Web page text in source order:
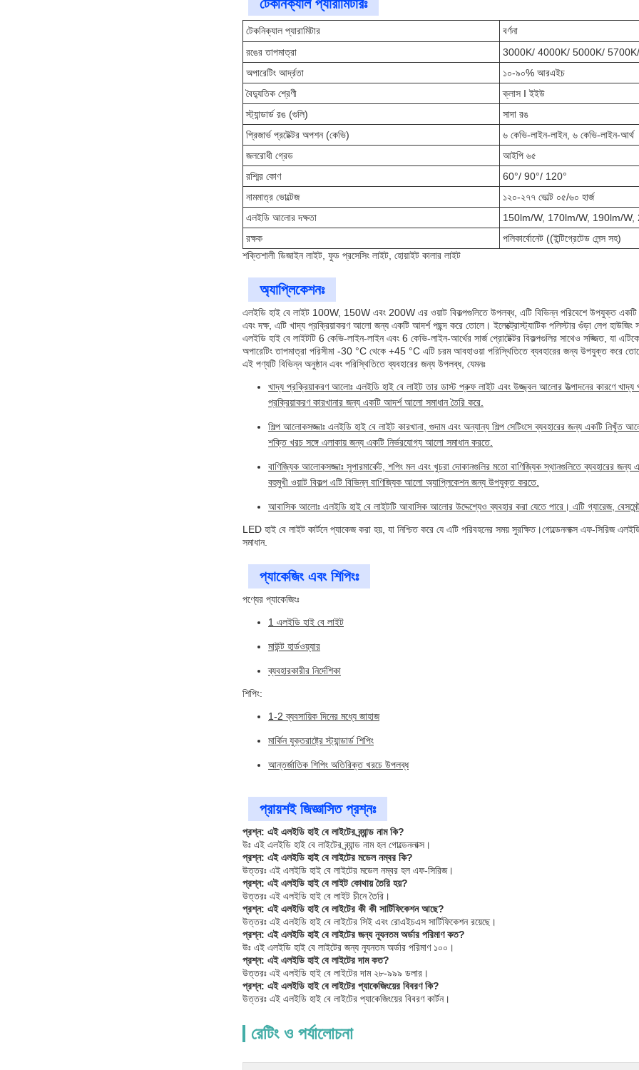
টেকনিক্যাল প্যারামিটারঃ
টেকনিক্যাল প্যারামিটার
বর্ণনা
রঙের তাপমাত্রা
3000K/ 4000K/ 5000K/
অপারেটিং আর্দ্রতা
১০-৯০% আরএইচ
বৈদ্যুতিক শ্রেণী
ক্লাস I ইইউ
স্ট্যান্ডার্ড রঙ (গুলি)
সাদা রঙ
প্রিজার্ভ প্রটেক্টর অপশন (কেভি)
৬ কেভি-লাইন-লাইন, ৬ কেভি-লাইন-আর্থ
জলরোধী গ্রেড
আইপি ৬৫
রশ্মির কোণ
60°/ 90°/ 120°
নামমাত্র ভোল্টেজ
১২০-২৭৭ ভোল্ট ০৫/৬০ হার্জ
এলইডি আলোর দক্ষতা
150lm/W, 170lm/W, 190lm/W,
রক্ষক
পলিকার্বোনেট ((ইন্টিগ্রেটেড লেন্স সহ)
শক্তিশালী ডিজাইন লাইট, ফুড প্রসেসিং লাইট, হোয়াইট কালার লাইট
অ্যাপ্লিকেশনঃ
এলইডি হাই বে লাইট 100W, 150W এবং 200W এর ওয়াট বিকল্পগুলিতে উপলব্ধ, এটি বিভিন্ন পরিবেশে উপযুক্ত
এবং দক্ষ, এটি খাদ্য প্রক্রিয়াকরণ আলো জন্য একটি আদর্শ পছন্দ করে তোলে। ইলেক্ট্রোস্ট্যাটিক পলিস্টার গুঁড়া লেপ হাউজিং
এলইডি হাই বে লাইটটি 6 কেভি-লাইন-লাইন এবং 6 কেভি-লাইন-আর্থের সার্জ প্রোটেক্টর বিকল্পগুলির সাথেও সজ্জিত, যা
অপারেটিং তাপমাত্রা পরিসীমা -30 °C থেকে +45 °C এটি চরম আবহাওয়া পরিস্থিতিতে ব্যবহারের জন্য উপযুক্ত করে
এই পণ্যটি বিভিন্ন অনুষ্ঠান এবং পরিস্থিতিতে ব্যবহারের জন্য উপলব্ধ, যেমনঃ
খাদ্য প্রক্রিয়াকরণ আলোঃ এলইডি হাই বে লাইট তার ডাস্ট প্রুফ লাইট এবং উজ্জ্বল আলোর উত্পাদনের কারণে
প্রক্রিয়াকরণ কারখানার জন্য একটি আদর্শ আলো সমাধান তৈরি করে.
শিল্প আলোকসজ্জাঃ এলইডি হাই বে লাইট কারখানা, গুদাম এবং অন্যান্য শিল্প সেটিংসে ব্যবহারের জন্য একটি
শক্তি খরচ সঙ্গে এলাকায় জন্য একটি নির্ভরযোগ্য আলো সমাধান করতে.
বাণিজ্যিক আলোকসজ্জাঃ সুপারমার্কেট, শপিং মল এবং খুচরা দোকানগুলির মতো বাণিজ্যিক স্থানগুলিতে ব্যবহারের
বহুমুখী ওয়াট বিকল্প এটি বিভিন্ন বাণিজ্যিক আলো অ্যাপ্লিকেশন জন্য উপযুক্ত করতে.
আবাসিক আলোঃ এলইডি হাই বে লাইটটি আবাসিক আলোর উদ্দেশ্যেও ব্যবহার করা যেতে পারে। এটি গ্যারেজ,
LED হাই বে লাইট কার্টনে প্যাকেজ করা হয়, যা নিশ্চিত করে যে এটি পরিবহনের সময় সুরক্ষিত।গোল্ডেনলাক্স এফ-সিরিজ
সমাধান.
প্যাকেজিং এবং শিপিংঃ
পণ্যের প্যাকেজিংঃ
1 এলইডি হাই বে লাইট
মাউন্ট হার্ডওয়্যার
ব্যবহারকারীর নির্দেশিকা
শিপিং:
1-2 ব্যবসায়িক দিনের মধ্যে জাহাজ
মার্কিন যুক্তরাষ্ট্রে স্ট্যান্ডার্ড শিপিং
আন্তর্জাতিক শিপিং অতিরিক্ত খরচে উপলব্ধ
প্রায়শই জিজ্ঞাসিত প্রশ্নঃ
প্রশ্ন: এই এলইডি হাই বে লাইটের ব্র্যান্ড নাম কি?
উঃ এই এলইডি হাই বে লাইটের ব্র্যান্ড নাম হল গোল্ডেনলাক্স।
প্রশ্ন: এই এলইডি হাই বে লাইটের মডেল নম্বর কি?
উত্তরঃ এই এলইডি হাই বে লাইটের মডেল নম্বর হল এফ-সিরিজ।
প্রশ্ন: এই এলইডি হাই বে লাইট কোথায় তৈরি হয়?
উত্তরঃ এই এলইডি হাই বে লাইট চীনে তৈরি।
প্রশ্ন: এই এলইডি হাই বে লাইটের কী কী সার্টিফিকেশন আছে?
উত্তরঃ এই এলইডি হাই বে লাইটের সিই এবং রোএইচএস সার্টিফিকেশন রয়েছে।
প্রশ্ন: এই এলইডি হাই বে লাইটের জন্য ন্যূনতম অর্ডার পরিমাণ কত?
উঃ এই এলইডি হাই বে লাইটের জন্য ন্যূনতম অর্ডার পরিমাণ ১০০।
প্রশ্ন: এই এলইডি হাই বে লাইটের দাম কত?
উত্তরঃ এই এলইডি হাই বে লাইটের দাম ২৮-৯৯৯ ডলার।
প্রশ্ন: এই এলইডি হাই বে লাইটের প্যাকেজিংয়ের বিবরণ কি?
উত্তরঃ এই এলইডি হাই বে লাইটের প্যাকেজিংয়ের বিবরণ কার্টন।
রেটিং ও পর্যালোচনা